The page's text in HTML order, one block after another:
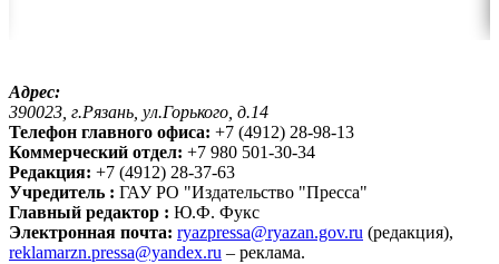
Адрес:
390023, г.Рязань, ул.Горького, д.14
Телефон главного офиса: +7 (4912) 28-98-13
Коммерческий отдел: +7 980 501-30-34
Редакция: +7 (4912) 28-37-63
Учредитель : ГАУ РО "Издательство "Пресса"
Главный редактор : Ю.Ф. Фукс
Электронная почта: ryazpressa@ryazan.gov.ru (редакция),
reklamarzn.pressa@yandex.ru – реклама.